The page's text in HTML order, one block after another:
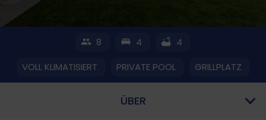
8 4
4
VOLL KLIMATISIERT
PRIVATE POOL GRILLPLATZ
ÜBER